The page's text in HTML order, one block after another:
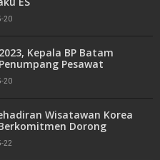
20
Kepala BP Batam
Pesawat
20
Wisatawan Korea
Dorong
22